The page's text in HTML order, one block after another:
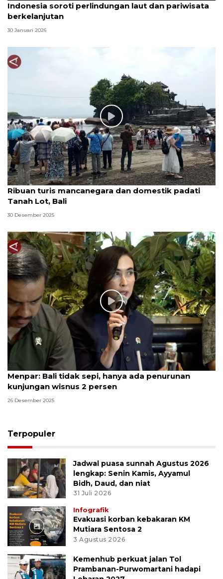
Indonesia soroti perlindungan laut dan pariwisata
berkelanjutan
30 Januari 2026
Ribuan turis mancanegara dan domestik padati
Tanah Lot, Bali
30 Desember 2025
Menpar: Bali tidak sepi, hanya ada penurunan
kunjungan wisnus 2 persen
26 Desember 2025
Terpopuler
Jadwal puasa sunnah Agustus 2026
lengkap: Senin Kamis, Ayyamul
Bidh, Daud, dan niat
31 Juli 2026
Infografik
Evakuasi korban kebakaran KM
Mutiara Sentosa 2
3 Agustus 2026
Kemenhub perkuat jalan Tol
Prambanan-Purwomartani hadapi